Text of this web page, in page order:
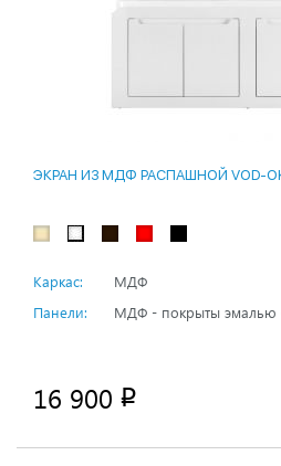
ЭКРАН ИЗ МДФ РАСПАШНОЙ VOD-
Каркас:
МДФ
Панели:
МДФ - покрыты эмалью
16 900 p